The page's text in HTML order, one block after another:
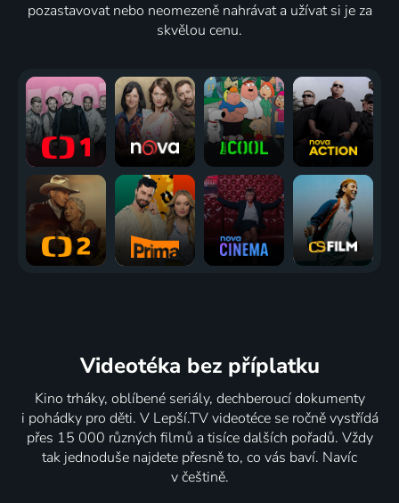
pozastavovat nebo neomezeně nahrávat a užívat si je za
skvělou cenu.
Videotéka bez příplatku
Kino trháky, oblíbené seriály, dechberoucí dokumenty
i pohádky pro děti. V Lepší.TV videotéce se ročně vystřídá
přes 15 000 různých filmů a tisíce dalších pořadů. Vždy
tak jednoduše najdete přesně to, co vás baví. Navíc
v češtině.